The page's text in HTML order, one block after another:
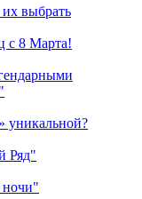
выбрать
с 8 Марта!
уникальной?
Ряд"
ночи"